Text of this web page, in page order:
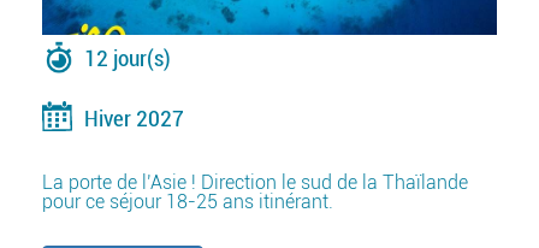
12 jour(s)
Hiver 2027
La porte de l’Asie ! Direction le sud de la Thaïlande
pour ce séjour 18-25 ans itinérant.